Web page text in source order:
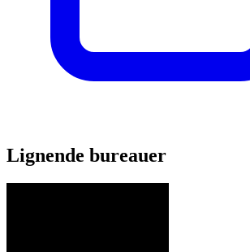
Lignende bureauer